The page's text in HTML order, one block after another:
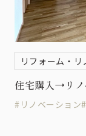
リフォーム・
住宅購入→リ
#リノベーション